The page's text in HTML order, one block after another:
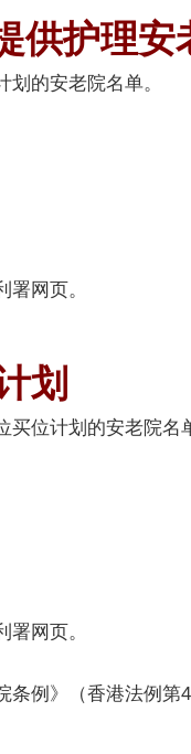
供护理安
的安老院名单。
署网页。
划
位计划的安老院名
署网页。
例》（香港法例第